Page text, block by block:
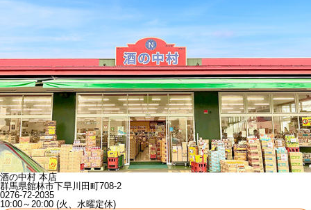
酒の中村 本店
群馬県館林市下早川田町708-2
0276-72-2035
10:00～20:00 (火、水曜定休)